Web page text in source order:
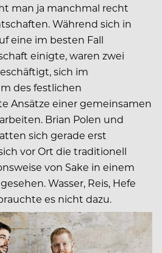
man ja manchmal recht
Während sich in
eine im besten Fall
einigte, waren zwei
sich im
des festlichen
Ansätze einer gemeinsamen
Brian Polen und
sich gerade erst
vor Ort die traditionell
von Sake in einem
Wasser, Reis, Hefe
es nicht dazu.